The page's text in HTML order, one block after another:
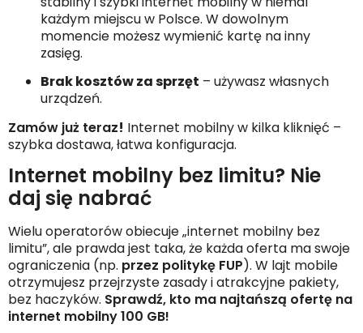
każdym miejscu w Polsce. W dowolnym
momencie możesz wymienić kartę na inny
zasięg.
Brak kosztów za sprzęt – używasz własnych
urządzeń.
Zamów już teraz! Internet mobilny w kilka kliknięć –
szybka dostawa, łatwa konfiguracja.
Internet mobilny bez limitu? Nie
daj się nabrać
Wielu operatorów obiecuje „internet mobilny bez
limitu”, ale prawda jest taka, że każda oferta ma swoje
ograniczenia (np. przez politykę FUP). W lajt mobile
otrzymujesz przejrzyste zasady i atrakcyjne pakiety,
bez haczyków. Sprawdź, kto ma najtańszą ofertę na
internet mobilny 100 GB!